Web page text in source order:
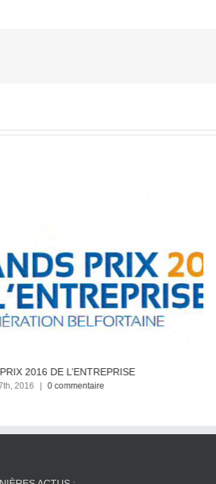
2016 DE L’ENTREPRISE
2016 0 commentaire